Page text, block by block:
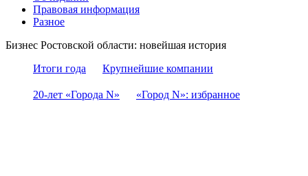
Правовая информация
Разное
Бизнес Ростовской области: новейшая история
Итоги года
Крупнейшие компании
20-лет «Города N» «Город N»: избранное